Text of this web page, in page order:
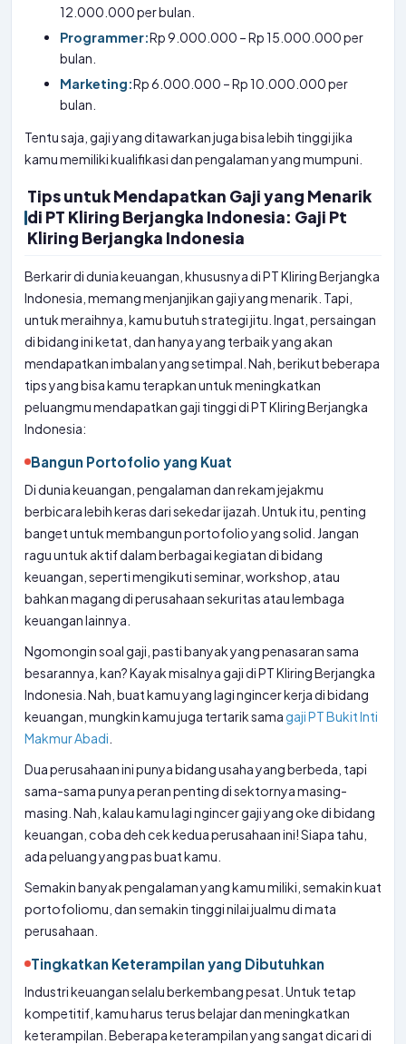
12.000.000 per bulan.
Programmer:Rp 9.000.000 – Rp 15.000.000 per
bulan.
Marketing:Rp 6.000.000 – Rp 10.000.000 per
bulan.
Tentu saja, gaji yang ditawarkan juga bisa lebih tinggi jika
kamu memiliki kualifikasi dan pengalaman yang mumpuni.
Tips untuk Mendapatkan Gaji yang Menarik
di PT Kliring Berjangka Indonesia: Gaji Pt
Kliring Berjangka Indonesia
Berkarir di dunia keuangan, khususnya di PT Kliring Berjangka
Indonesia, memang menjanjikan gaji yang menarik. Tapi,
untuk meraihnya, kamu butuh strategi jitu. Ingat, persaingan
di bidang ini ketat, dan hanya yang terbaik yang akan
mendapatkan imbalan yang setimpal. Nah, berikut beberapa
tips yang bisa kamu terapkan untuk meningkatkan
peluangmu mendapatkan gaji tinggi di PT Kliring Berjangka
Indonesia:
Bangun Portofolio yang Kuat
Di dunia keuangan, pengalaman dan rekam jejakmu
berbicara lebih keras dari sekedar ijazah. Untuk itu, penting
banget untuk membangun portofolio yang solid. Jangan
ragu untuk aktif dalam berbagai kegiatan di bidang
keuangan, seperti mengikuti seminar, workshop, atau
bahkan magang di perusahaan sekuritas atau lembaga
keuangan lainnya.
Ngomongin soal gaji, pasti banyak yang penasaran sama
besarannya, kan? Kayak misalnya gaji di PT Kliring Berjangka
Indonesia. Nah, buat kamu yang lagi ngincer kerja di bidang
keuangan, mungkin kamu juga tertarik sama gaji PT Bukit Inti
Makmur Abadi
Dua perusahaan ini punya bidang usaha yang berbeda, tapi
sama-sama punya peran penting di sektornya masing-
masing. Nah, kalau kamu lagi ngincer gaji yang oke di bidang
keuangan, coba deh cek kedua perusahaan ini! Siapa tahu,
ada peluang yang pas buat kamu.
Semakin banyak pengalaman yang kamu miliki, semakin kuat
portofoliomu, dan semakin tinggi nilai jualmu di mata
perusahaan.
Tingkatkan Keterampilan yang Dibutuhkan
Industri keuangan selalu berkembang pesat. Untuk tetap
kompetitif, kamu harus terus belajar dan meningkatkan
keterampilan. Beberapa keterampilan yang sangat dicari di